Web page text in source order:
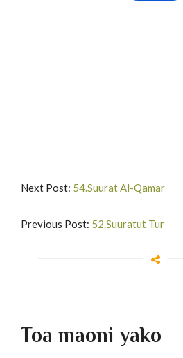
Next Post: 54.Suurat Al-Qamar
Previous Post: 52.Suuratut Tur
Toa maoni yako